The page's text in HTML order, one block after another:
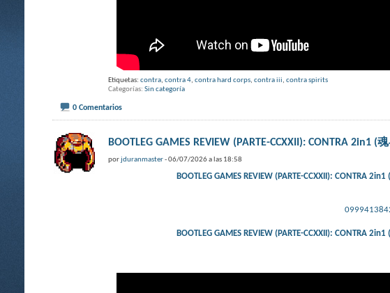
Etiquetas: contra, contra 4, contra hard corps, contra iii, contra spirits
Categorías Sin categoría
0 Comentarios
BOOTLEG GAMES REVIEW (PARTE-CCXXII): CONTRA 2in1
porjduranmaster- 06/07/2026 a las 18:58
BOOTLEG GAMES REVIEW (PARTE-CCXXII): CONTRA
BOOTLEG GAMES REVIEW (PARTE-CCXXII): CONTRA